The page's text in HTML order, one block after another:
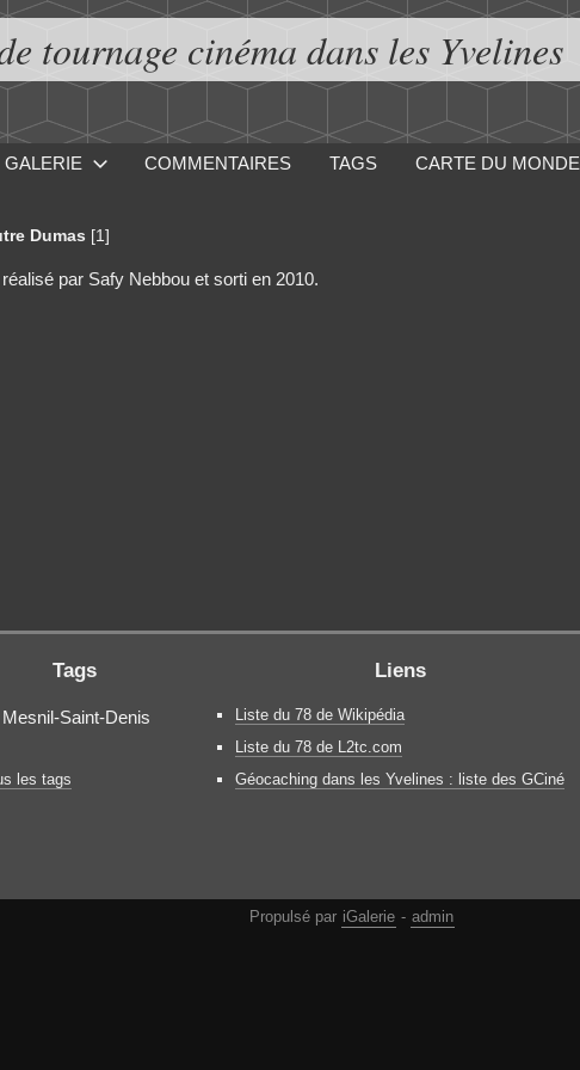
tournage cinéma dans les Yvelines
GALERIE COMMENTAIRES TAGS CARTE DU MONDE
Dumas [1]
par Safy Nebbou et sorti en 2010.
Tags
Mesnil-Saint-Denis
les tags
Liens
Liste du 78 de Wikipédia
Liste du 78 de L2tc.com
Géocaching dans les Yvelines : liste des GCiné
Propulsé par iGalerie - admin